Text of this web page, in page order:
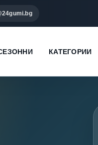
КАТЕГОРИИ